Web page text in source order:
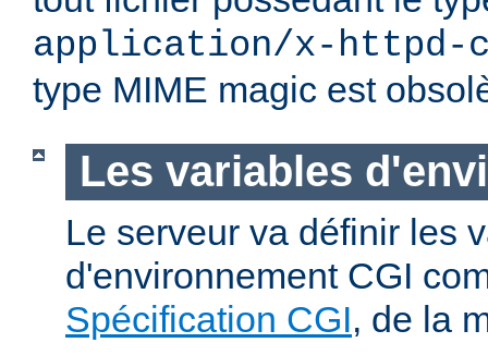
application/x-httpd-
type MIME magic est
Les variables
Le serveur va définir les
d'environnement CGI
Spécification CGI, de la